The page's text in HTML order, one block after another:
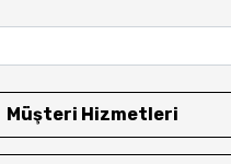
Müşteri Hizmetleri